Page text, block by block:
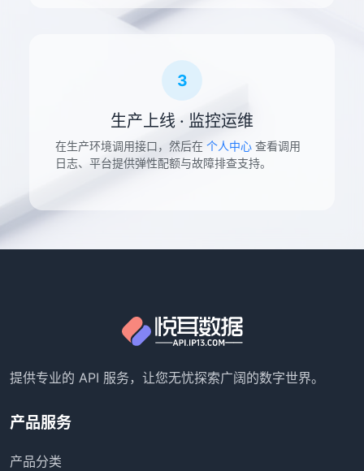
3
生产上线 · 监控运维
在生产环境调用接口，然后在 个人中心 查看调用
日志、平台提供弹性配额与故障排查支持。
提供专业的 API 服务，让您无忧探索广阔的数字世界。
产品服务
产品分类